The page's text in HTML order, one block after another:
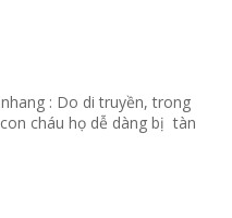
: Do di truyền, trong
cháu họ dễ dàng bị tàn